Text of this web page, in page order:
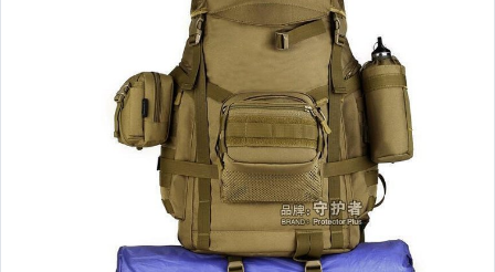
玩具、模型與公仔
男性精品與服飾